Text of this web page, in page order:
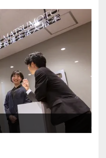
てくれますから、安
さい！
ます。
ップ」を踏みなが
年もすればある程
できるようになりま
ン生が実践型インタ
ップを実現してき
学校では絶対に学ぶ
客様とのコミュニケ
とを一番に考え、
を提供しています。
お持ちでなくても安
を積みながら税法や
ォロー体制はバッ
ることが非常に多い
くオフィスなの
ながら活躍できるチ
お客様から一番に信
ます】
ショナルとしてお客
使命です。
安心して職務経験
られます！
きながらステップ
・融資・税務調査に
、顧問先数2500以
長中です。
ただく来所型サー